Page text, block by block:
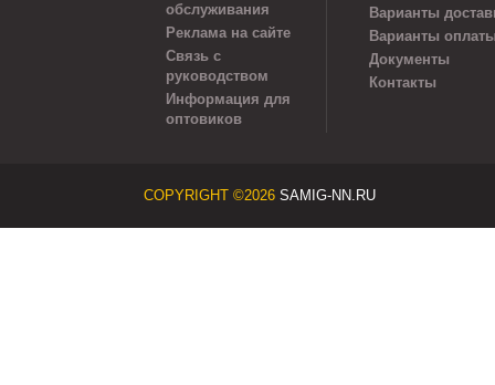
обслуживания
Реклама на сайте
Связь с
руководством
Информация для
оптовиков
Варианты
Варианты
Документы
Контакты
COPYRIGHT ©2026 SAMIG-NN.RU